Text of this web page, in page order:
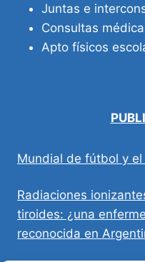
Juntas e
Consultas
Apto físicos
Mundial de fútbol y
Radiaciones
tiroides: ¿una
reconocida en